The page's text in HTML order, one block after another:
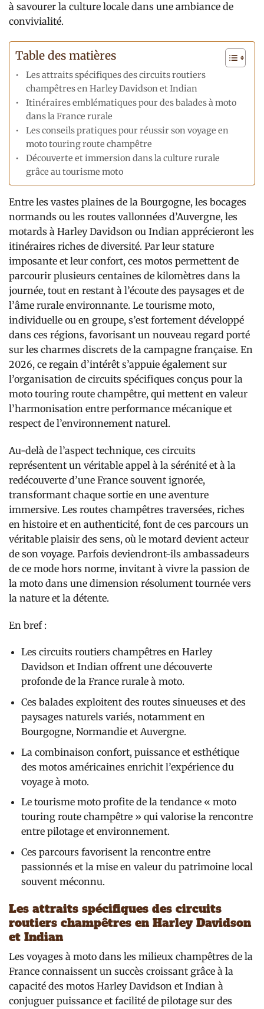
à savourer la culture locale dans une ambiance de
convivialité.
Table des matières
Les attraits spécifiques des circuits routiers
champêtres en Harley Davidson et Indian
Itinéraires emblématiques pour des balades à moto
dans la France rurale
Les conseils pratiques pour réussir son voyage en
moto touring route champêtre
Découverte et immersion dans la culture rurale
grâce au tourisme moto
Entre les vastes plaines de la Bourgogne, les bocages
normands ou les routes vallonnées d’Auvergne, les
motards à Harley Davidson ou Indian apprécieront les
itinéraires riches de diversité. Par leur stature
imposante et leur confort, ces motos permettent de
parcourir plusieurs centaines de kilomètres dans la
journée, tout en restant à l’écoute des paysages et de
l’âme rurale environnante. Le tourisme moto,
individuelle ou en groupe, s’est fortement développé
dans ces régions, favorisant un nouveau regard porté
sur les charmes discrets de la campagne française. En
2026, ce regain d’intérêt s’appuie également sur
l’organisation de circuits spécifiques conçus pour la
moto touring route champêtre, qui mettent en valeur
l’harmonisation entre performance mécanique et
respect de l’environnement naturel.
Au-delà de l’aspect technique, ces circuits
représentent un véritable appel à la sérénité et à la
redécouverte d’une France souvent ignorée,
transformant chaque sortie en une aventure
immersive. Les routes champêtres traversées, riches
en histoire et en authenticité, font de ces parcours un
véritable plaisir des sens, où le motard devient acteur
de son voyage. Parfois deviendront-ils ambassadeurs
de ce mode hors norme, invitant à vivre la passion de
la moto dans une dimension résolument tournée vers
la nature et la détente.
En bref :
Les circuits routiers champêtres en Harley
Davidson et Indian offrent une découverte
profonde de la France rurale à moto.
Ces balades exploitent des routes sinueuses et des
paysages naturels variés, notamment en
Bourgogne, Normandie et Auvergne.
La combinaison confort, puissance et esthétique
des motos américaines enrichit l’expérience du
voyage à moto.
Le tourisme moto profite de la tendance « moto
touring route champêtre » qui valorise la rencontre
entre pilotage et environnement.
Ces parcours favorisent la rencontre entre
passionnés et la mise en valeur du patrimoine local
souvent méconnu.
Les attraits spécifiques des circuits
routiers champêtres en Harley Davidson
et Indian
Les voyages à moto dans les milieux champêtres de la
France connaissent un succès croissant grâce à la
capacité des motos Harley Davidson et Indian à
conjuguer puissance et facilité de pilotage sur des